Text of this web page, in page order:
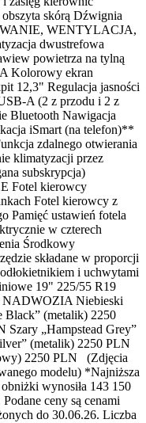
skórą Dźwignia
WENTYLACJA,
dwustrefowa
powietrza na tylną
Kolorowy ekran
12,3" Regulacja jasności
A (2 z przodu i 2 z
Bluetooth Nawigacja
iSmart (na telefon)**
zdalnego otwierania
klimatyzacji przez
subskrypcja)
Fotel kierowcy
Fotel kierowcy z
Pamięć ustawień fotela
w czterech
Środkowy
składane w proporcji
i uchwytami
19" 225/55 R19
Niebieski
Black” (metalik) 2250
Szary „Hampstead Grey”
(metalik) 2250 PLN
2250 PLN (Zdjęcia
modelu) *Najniższa
wynosiła 143 150
ceny są cenami
do 30.06.26. Liczba